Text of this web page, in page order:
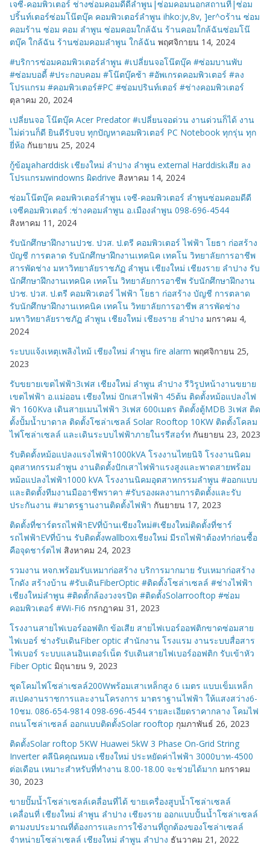
เจซี-คอมพิวเตอร์ ช่างซ่อมคอมดีดีลำพูน|ซ่อมคอมนอกสถานที่|ซ่อม
ปริ้นท์เตอร์ซ่อมโน๊ตบุ๊ค คอมพิวเตอร์ลำพูน ihko:jv,8v, ]er^oร้าน ซ่อม
คอมร้าน ซ่อม คอม ลำพูน ซ่อมคอมใกล้ฉัน ร้านคอมใกล้ฉันซ่อมโน๊
ตบุ๊ค ใกล้ฉัน ร้านซ่อมคอมลำพูน ใกล้ฉัน พฤศจิกายน 14, 2024
#บริการซ่อมคอมพิวเตอร์ลำพูน #เปลี่ยนจอโน๊ตบุ๊ค #ซ่อมบานพับ
#ซ่อมบอดี้ #ประกอบคอม #โน๊ตบุ๊คช้า #อัพเกรดคอมพิวเตอร์ #ลง
โปรแกรม #คอมพิวเตอร์#PC #ซ่อมปรินท์เตอร์ #ช่างคอมพิวเตอร์
ตุลาคม 20, 2024
เปลี่ยนจอ โน๊ตบุ๊ค Acer Predator #เปลี่ยนจอด่วน งานด่วนก็ได้ งาน
ไม่ด่วนก็ดี ยินดีรับจบ ทุกปัญหาคอมพิวเตอร์ PC Notebook ทุกรุ่น ทุก
ยี่ห้อ กันยายน 25, 2024
กู้ข้อมูลharddisk เชียงใหม่ ลำปาง ลำพูน external Harddiskเสีย ลง
โปรแกรมwindowns ผิดdrive สิงหาคม 14, 2024
ซ่อมโน๊ตบุ๊ค คอมพิวเตอร์ลำพูน เจซี-คอมพิวเตอร์ ลำพูนซ่อมคอมดีดี
เจซีคอมพิวเตอร์ :ช่างคอมลำพูน อ.เมืองลำพูน 098-696-4544
สิงหาคม 11, 2024
รับนักศึกษาฝึกงานปวช. ปวส. ป.ตรี คอมพิวเตอร์ ไฟฟ้า โยธา ก่อสร้าง
บัญชี การตลาด รับนักศึกษาฝึกงานเทคนิค เทคโน วิทยาลัยการอาชีพ
สารพัดช่าง มหาวิทยาลัยราชภัฏ ลำพูน เชียงใหม่ เชียงราย ลำปาง รับ
นักศึกษาฝึกงานเทคนิค เทคโน วิทยาลัยการอาชีพ รับนักศึกษาฝึกงาน
ปวช. ปวส. ป.ตรี คอมพิวเตอร์ ไฟฟ้า โยธา ก่อสร้าง บัญชี การตลาด
รับนักศึกษาฝึกงานเทคนิค เทคโน วิทยาลัยการอาชีพ สารพัดช่าง
มหาวิทยาลัยราชภัฏ ลำพูน เชียงใหม่ เชียงราย ลำปาง มกราคม 4,
2024
ระบบแจ้งเหตุเพลิงไหม้ เชียงใหม่ ลำพูน fire alarm พฤศจิกายน 25,
2023
รับขยายเขตไฟฟ้า3เฟส เชียงใหม่ ลำพูน ลำปาง รีวิรูปหน้างานขยาย
เขตไฟฟ้า อ.แม่ออน เชียงใหม่ ปักเสาไฟฟ้า 45ต้น ติดตั้งหม้อแปลงไฟ
ฟ้า 160Kva เดินสายเมนไฟฟ้า 3เฟส 600เมตร ติดตั้งตู้MDB 3เฟส ติด
ตั้งปั้มน้ำบาดาล ติดตั้งโซล่าเซลล์ Solar Rooftop 10KW ติดตั้งโคลม
ไฟโซล่าเซลล์ และเดินระบบไฟฟ้าภายในรรีสอร์ท กันยายน 23, 2023
รับติดตั้งหม้อแปลงแรงไฟฟ้า1000kVA โรงงานไทยนิจิ โรงงานนิคม
อุตสาหกรรมลำพูน งานติดตั้งปักเสาไฟฟ้าแรงสูงและพาดสายพร้อม
หม้อแปลงไฟฟ้า1000 kVA โรงงานนิคมอุตสาหกรรมลำพูน #ออกแบบ
และติดตั้งทีมงานมืออาชีพราคา #รับรองผลงานการติดตั้งและรับ
ประกันงาน #มาตรฐานงานติดตั้งไฟฟ้า กันยายน 17, 2023
ติดตั้งที่ชาร์ตรถไฟฟ้าEVที่บ้านเชียงใหม่#เชียงใหม่ติดตั้งที่ชาร์
รถไฟฟ้าEVที่บ้าน รับติดตั้งwallboxเชียงใหม่ มีรถไฟฟ้าต้องทำก่อนซื้อ
คือจุดชาร์ตไฟ สิงหาคม 24, 2023
รวมงาน หจก.พร้อมรับเหมาก่อสร้าง บริการมากมาย รับเหมาก่อสร้าง
โกดัง สร้างบ้าน #รับเดินFiberOptic #ติดตั้งโซล่าเซลล์ #ช่างไฟฟ้า
เชียงใหม่ลำพูน #ติดตั้กล้องวงจรปิด #ติดตั้งSolarrooftop #ซ่อม
คอมพิวเตอร์ #Wi-Fi6 กรกฎาคม 31, 2023
โรงงานสายไฟเบอร์ออฟติก ข้อเสีย สายไฟเบอร์ออฟติกขาดซ่อมสาย
ไฟเบอร์ ช่างรับเดินFiber optic สำนักงาน โรงแรม งานระบบสื่อสาร
ไฟเบอร์ ระบบแลนอินเตอร์เน็ต รับเดินสายไฟเบอร์ออฟติก รับเข้าหัว
Fiber Optic มิถุนายน 9, 2023
ชุดโคมไฟโซล่าเซลล์200Wพร้อมเสาเหล็กสูง 6 เมตร แบบเข็มเหล็ก
สเปคงานราชการและงานโครงการ มาตราฐานไฟฟ้า ให้แสงสว่าง6-
10ชม. 086-654-9814 098-696-4544 รายละเอียดราคากลาง โคมไฟ
ถนนโซล่าเซลล์ ออกแบบติดตั้งSolar rooftop กุมภาพันธ์ 26, 2023
ติดตั้งSolar roftop 5KW Huawei 5kW 3 Phase On-Grid String
Inverter คลีนิคคุณหมอ เชียงใหม่ ประหยัดค่าไฟฟ้า 3000บาท-4500
ต่อเดือน เหมาะสำหรับที่ทำงาน 8.00-18.00 จะช่วยได้มาก มกราคม
30, 2023
ขายปั๊มน้ำโซล่าเซลล์เคลื่อนที่ได้ ขายเครื่องสูบน้ำโซล่าเซลล์
เคลื่อนที่ เชียงใหม่ ลำพูน ลำปาง เชียงราย ออกแบบปั้นน้ำโซล่าเซลล์
ตามงบประมาณที่ต้องการและการใช้งานที่ถูกต้องของโซล่าเซลล์
จำหน่ายโซล่าเซลล์ เชียงใหม่ ลำพูน ลำปาง ธันวาคม 21, 2022